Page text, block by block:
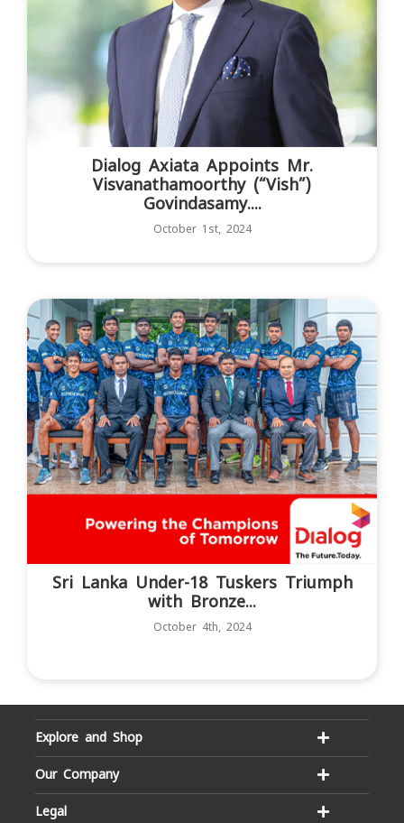
Dialog Axiata Appoints Mr.
Visvanathamoorthy (“Vish”)
Govindasamy....
October 1st, 2024
Sri Lanka Under-18 Tuskers Triumph
with Bronze...
October 4th, 2024
Explore and Shop
Our Company
Legal